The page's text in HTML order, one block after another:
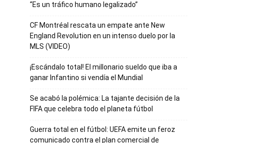
“Es un tráfico humano legalizado”
CF Montréal rescata un empate ante New
England Revolution en un intenso duelo por la
MLS (VIDEO)
¡Escándalo total! El millonario sueldo que iba a
ganar Infantino si vendía el Mundial
Se acabó la polémica: La tajante decisión de la
FIFA que celebra todo el planeta fútbol
Guerra total en el fútbol: UEFA emite un feroz
comunicado contra el plan comercial de